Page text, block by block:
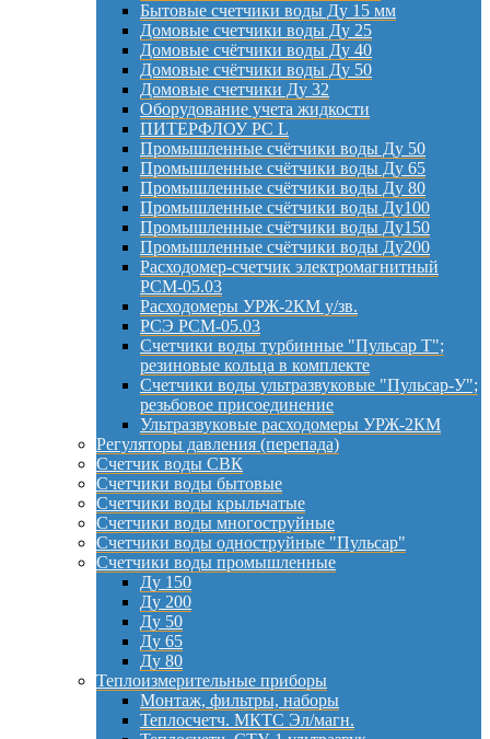
Бытовые счетчики воды Ду 15 мм
Домовые счетчики воды Ду 25
Домовые счётчики воды Ду 40
Домовые счётчики воды Ду 50
Домовые счетчики Ду 32
Оборудование учета жидкости
ПИТЕРФЛОУ РС L
Промышленные счётчики воды Ду 50
Промышленные счётчики воды Ду 65
Промышленные счётчики воды Ду 80
Промышленные счётчики воды Ду100
Промышленные счётчики воды Ду150
Промышленные счётчики воды Ду200
Расходомер-счетчик электромагнитный
РСМ-05.03
Расходомеры УРЖ-2КМ у/зв.
РСЭ РСМ-05.03
Счетчики воды турбинные "Пульсар Т";
резиновые кольца в комплекте
Счетчики воды ультразвуковые "Пульсар-У";
резьбовое присоединение
Ультразвуковые расходомеры УРЖ-2КМ
Регуляторы давления (перепада)
Счетчик воды СВК
Счетчики воды бытовые
Счетчики воды крыльчатые
Счетчики воды многоструйные
Счетчики воды одноструйные "Пульсар"
Счетчики воды промышленные
Ду 150
Ду 200
Ду 50
Ду 65
Ду 80
Теплоизмерительные приборы
Монтаж, фильтры, наборы
Теплосчетч. МКТС Эл/магн.